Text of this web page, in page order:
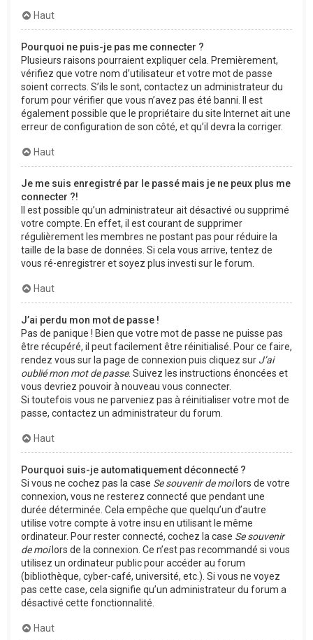
Haut
Pourquoi ne puis-je pas me connecter ?
Plusieurs raisons pourraient expliquer cela. Premièrement,
vérifiez que votre nom d’utilisateur et votre mot de passe
soient corrects. S’ils le sont, contactez un administrateur du
forum pour vérifier que vous n’avez pas été banni. Il est
également possible que le propriétaire du site Internet ait une
erreur de configuration de son côté, et qu’il devra la corriger.
Haut
Je me suis enregistré par le passé mais je ne peux plus me
connecter ?!
Il est possible qu’un administrateur ait désactivé ou supprimé
votre compte. En effet, il est courant de supprimer
régulièrement les membres ne postant pas pour réduire la
taille de la base de données. Si cela vous arrive, tentez de
vous ré-enregistrer et soyez plus investi sur le forum.
Haut
J’ai perdu mon mot de passe !
Pas de panique ! Bien que votre mot de passe ne puisse pas
être récupéré, il peut facilement être réinitialisé. Pour ce faire,
rendez vous sur la page de connexion puis cliquez sur J’ai
oublié mon mot de passe. Suivez les instructions énoncées et
vous devriez pouvoir à nouveau vous connecter.
Si toutefois vous ne parveniez pas à réinitialiser votre mot de
passe, contactez un administrateur du forum.
Haut
Pourquoi suis-je automatiquement déconnecté ?
Si vous ne cochez pas la case Se souvenir de moilors de votre
connexion, vous ne resterez connecté que pendant une
durée déterminée. Cela empêche que quelqu’un d’autre
utilise votre compte à votre insu en utilisant le même
ordinateur. Pour rester connecté, cochez la case Se souvenir
de moilors de la connexion. Ce n’est pas recommandé si vous
utilisez un ordinateur public pour accéder au forum
(bibliothèque, cyber-café, université, etc.). Si vous ne voyez
pas cette case, cela signifie qu’un administrateur du forum a
désactivé cette fonctionnalité.
Haut